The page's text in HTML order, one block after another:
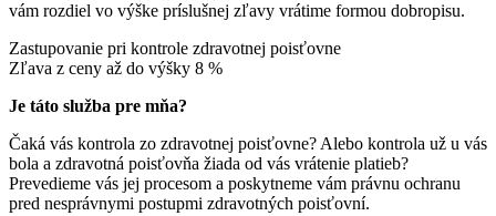
vám rozdiel vo výške príslušnej zľavy vrátime formou dobropisu.
Zastupovanie pri kontrole zdravotnej poisťovne
Zľava z ceny až do výšky 8 %
Je táto služba pre mňa?
Čaká vás kontrola zo zdravotnej poisťovne? Alebo kontrola už u vás
bola a zdravotná poisťovňa žiada od vás vrátenie platieb?
Prevedieme vás jej procesom a poskytneme vám právnu ochranu
pred nesprávnymi postupmi zdravotných poisťovní.